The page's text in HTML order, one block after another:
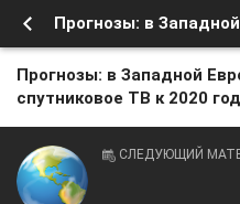
Прогнозы: в Западной
спутниковое ТВ к 2020 год
СЛЕДУЮЩИЙ